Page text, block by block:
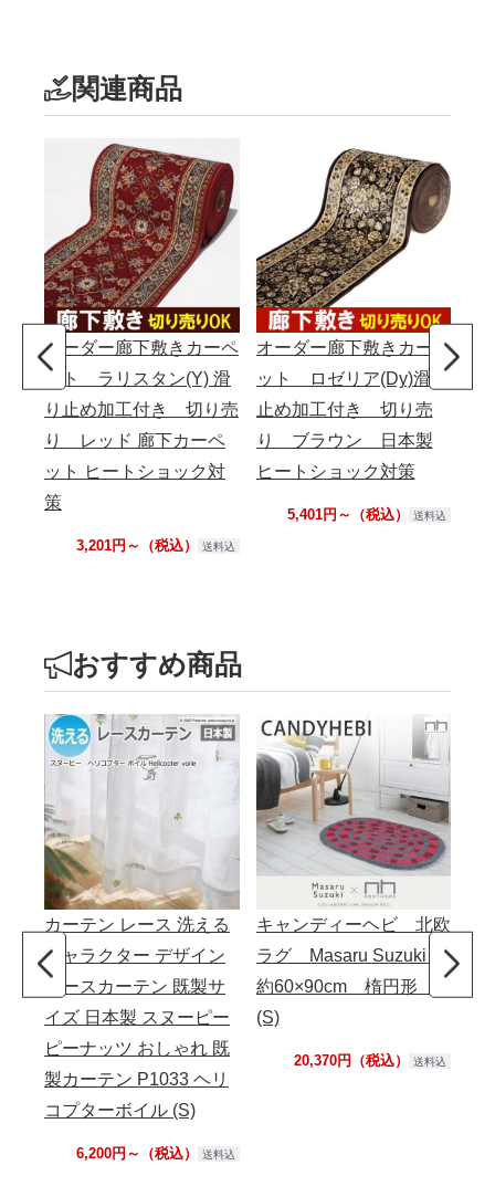
関連商品
オーダー廊下敷きカーペ
ット ラリスタン(Y) 滑
り止め加工付き 切り売
り レッド 廊下カーペ
ット ヒートショック対
策
3,201円～（税込） 送料込
オーダー廊下敷きカーペ
ット ロゼリア(Dy)滑り
止め加工付き 切り売
り ブラウン 日本製
ヒートショック対策
5,401円～（税込） 送料込
おすすめ商品
カーテン レース 洗える
キャラクター デザイン
レースカーテン 既製サ
イズ 日本製 スヌーピー
ピーナッツ おしゃれ 既
製カーテン P1033 ヘリ
コプターボイル (S)
6,200円～（税込） 送料込
キャンディーヘビ 北欧
ラグ Masaru Suzuki
約60×90cm 楕円形
(S)
20,370円（税込） 送料込